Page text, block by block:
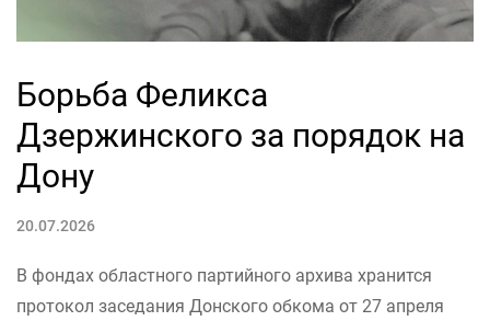
Борьба Феликса
Дзержинского за порядок на
Дону
20.07.2026
В фондах областного партийного архива хранится
протокол заседания Донского обкома от 27 апреля